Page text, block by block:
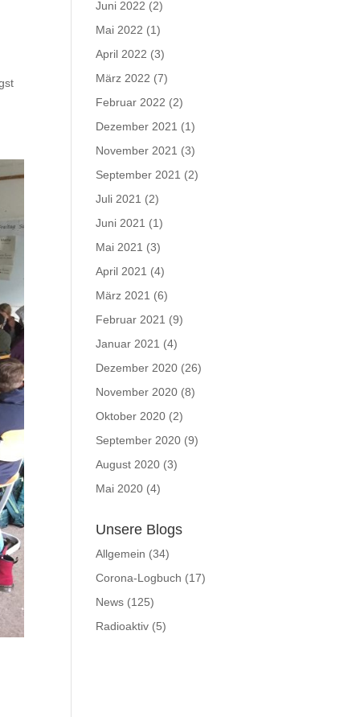
Juni 2022 (2)
Mai 2022 (1)
April 2022 (3)
März 2022 (7)
Februar 2022 (2)
Dezember 2021 (1)
November 2021 (3)
September 2021 (2)
Juli 2021 (2)
Juni 2021 (1)
Mai 2021 (3)
April 2021 (4)
März 2021 (6)
Februar 2021 (9)
Januar 2021 (4)
Dezember 2020 (26)
November 2020 (8)
Oktober 2020 (2)
September 2020 (9)
August 2020 (3)
Mai 2020 (4)
Unsere Blogs
Allgemein (34)
Corona-Logbuch (17)
News (125)
Radioaktiv (5)